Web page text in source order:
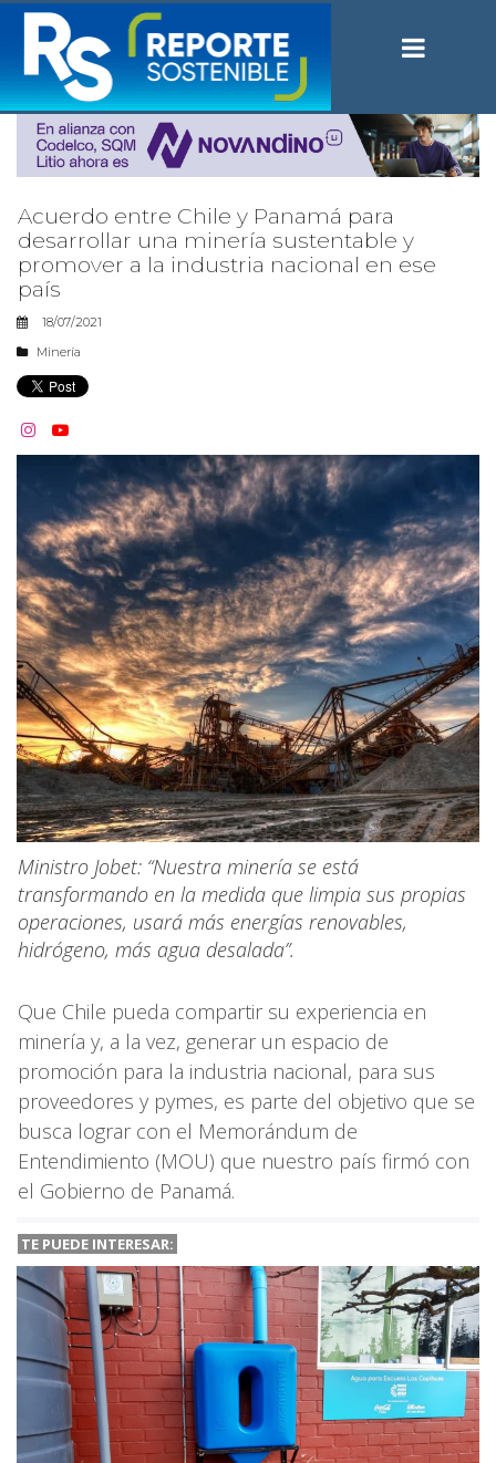
Acuerdo entre Chile y Panamá para
desarrollar una minería sustentable y
promover a la industria nacional en ese
país
18/07/2021
Minería
 
Ministro Jobet: “Nuestra minería se está
transformando en la medida que limpia sus propias
operaciones, usará más energías renovables,
hidrógeno, más agua desalada”.
Que Chile pueda compartir su experiencia en
minería y, a la vez, generar un espacio de
promoción para la industria nacional, para sus
proveedores y pymes, es parte del objetivo que se
busca lograr con el Memorándum de
Entendimiento (MOU) que nuestro país firmó con
el Gobierno de Panamá.
TE PUEDE INTERESAR: